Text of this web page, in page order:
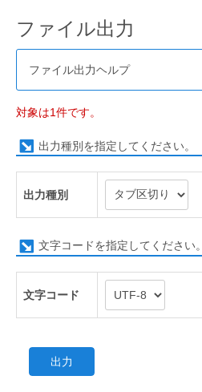
ファイル出力
ファイル出力ヘルプ
対象は1件です。
出力種別を指定してください。
出力種別
文字コードを指定してください。
文字コード